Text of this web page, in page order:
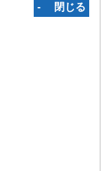
‐ 閉じる